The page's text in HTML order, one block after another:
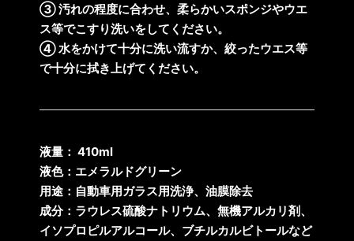
③ 汚れの程度に合わせ、柔らかいスポンジやウエ
ス等でこすり洗いをしてください。
④ 水をかけて十分に洗い流すか、絞ったウエス等
で十分に拭き上げてください。
液量： 410ml
液色：エメラルドグリーン
用途：自動車用ガラス用洗浄、油膜除去
成分：ラウレス硫酸ナトリウム、無機アルカリ剤、
イソプロピルアルコール、ブチルカルビトールなど